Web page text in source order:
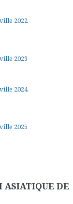
2022
2023
2024
2025
ASIATIQUE DE